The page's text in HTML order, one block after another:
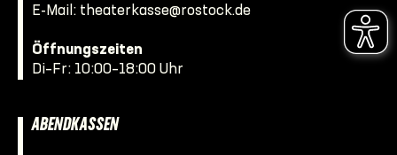
E-Mail: theaterkasse@rostock.de
Öffnungszeiten
Di–Fr: 10:00–18:00 Uhr
ABENDKASSEN